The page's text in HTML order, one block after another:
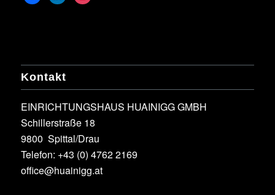
Kontakt
EINRICHTUNGSHAUS HUAINIGG GMBH
Schillerstraße 18
9800 Spittal/Drau
Telefon: +43 (0) 4762 2169
office@huainigg.at